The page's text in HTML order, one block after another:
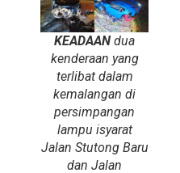
KEADAAN dua
kenderaan yang
terlibat dalam
kemalangan di
persimpangan
lampu isyarat
Jalan Stutong Baru
dan Jalan